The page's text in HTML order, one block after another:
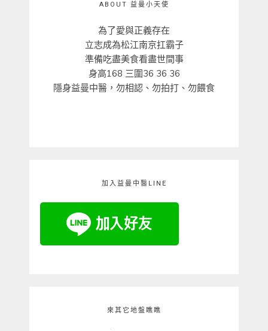
ABOUT 益曼小天使
為了愛與正義存在
立志成為松江南京扛霸子
準備吃盡美食看盡世間事
身高168 三圍36 36 36
隱身益曼中醫，勿相認、勿拍打、勿餵食
加入益曼中醫LINE
來其它地盤瞧瞧